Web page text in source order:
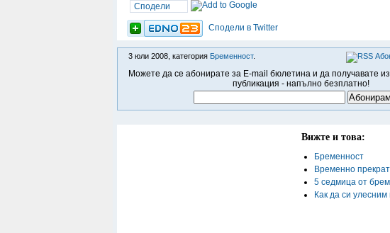
Сподели
Сподели в Twitter
3 юли 2008, категория Бременност.
Можете да се абонирате за E-mail бюлетина и да получавате
публикация - напълно безплатно!
Вижте и това:
Бременност
Временно
5 седмица от
Как да си